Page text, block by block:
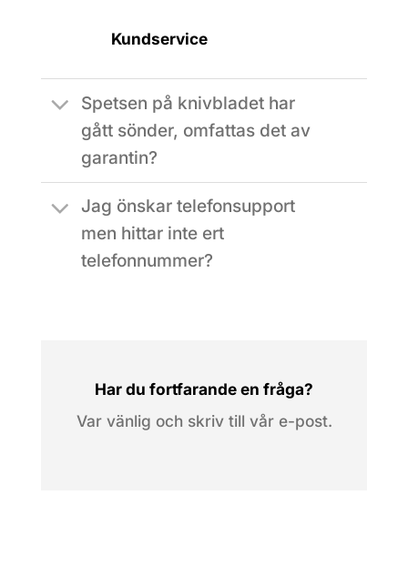
Kundservice
Spetsen på knivbladet har
gått sönder, omfattas det av
garantin?
Jag önskar telefonsupport
men hittar inte ert
telefonnummer?
Har du fortfarande en fråga?
Var vänlig och skriv till vår e-post.